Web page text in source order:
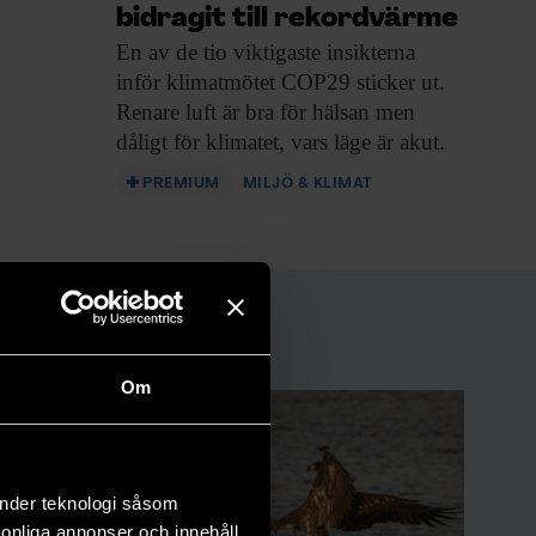
Om
teknologi såsom
annonser och innehåll,
bidragit till rekordvärme
En av de tio viktigaste insikterna
inför klimatmötet COP29 sticker ut.
Renare luft är bra för hälsan men
dåligt för klimatet, vars läge är akut.
PREMIUM MILJÖ & KLIMAT